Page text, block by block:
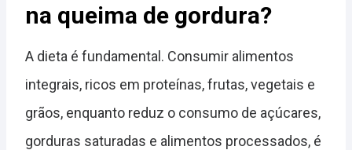
na queima de gordura?
A dieta é fundamental. Consumir alimentos
integrais, ricos em proteínas, frutas, vegetais e
grãos, enquanto reduz o consumo de açúcares,
gorduras saturadas e alimentos processados, é